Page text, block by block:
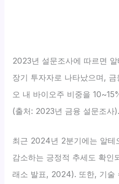
2023년 설문조사에 따르면
장기 투자자로 나타났으며,
오 내 바이오주 비중을
(출처: 2023년 금융 설문조사).
최근 2024년 2분기에는 알테
감소하는 긍정적 추세도 확인
래소 발표, 2024). 또한, 기술